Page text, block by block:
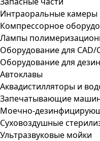
Интраоральные камеры
Компрессорное
Лампы
Оборудование для CAD/
Оборудование для
Автоклавы
Аквадистилляторы и
Запечатывающие
Моечно-
Суховоздушные
Ультразвуковые мойки